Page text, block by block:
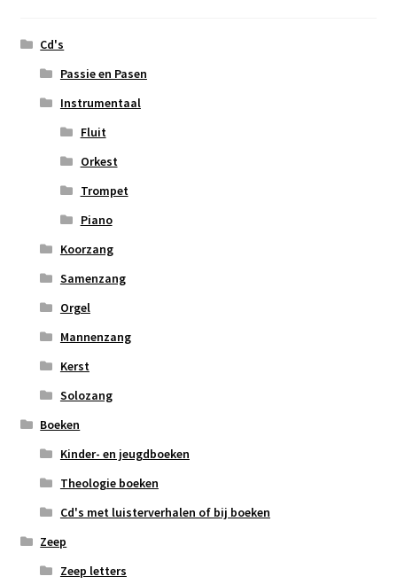
Cd's
Passie en Pasen
Instrumentaal
Fluit
Orkest
Trompet
Piano
Koorzang
Samenzang
Orgel
Mannenzang
Kerst
Solozang
Boeken
Kinder- en jeugdboeken
Theologie boeken
Cd's met luisterverhalen of bij boeken
Zeep
Zeep letters